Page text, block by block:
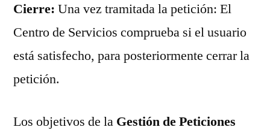
Cierre: Una vez tramitada la petición: El
Centro de Servicios comprueba si el usuario
está satisfecho, para posteriormente cerrar la
petición.
Los objetivos de la Gestión de Peticiones